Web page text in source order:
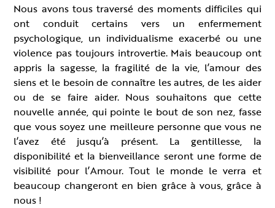
Nous avons tous traversé des moments difficiles qui
ont conduit certains vers un enfermement
psychologique, un individualisme exacerbé ou une
violence pas toujours introvertie. Mais beaucoup ont
appris la sagesse, la fragilité de la vie, l’amour des
siens et le besoin de connaître les autres, de les aider
ou de se faire aider. Nous souhaitons que cette
nouvelle année, qui pointe le bout de son nez, fasse
que vous soyez une meilleure personne que vous ne
l’avez été jusqu’à présent. La gentillesse, la
disponibilité et la bienveillance seront une forme de
visibilité pour l’Amour. Tout le monde le verra et
beaucoup changeront en bien grâce à vous, grâce à
nous !